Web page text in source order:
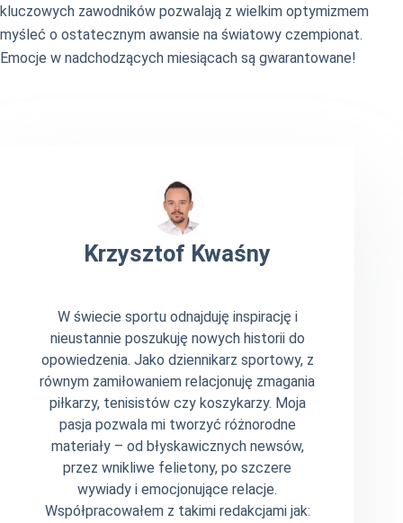
kluczowych zawodników pozwalają z wielkim optymizmem
myśleć o ostatecznym awansie na światowy czempionat.
Emocje w nadchodzących miesiącach są gwarantowane!
Krzysztof Kwaśny
W świecie sportu odnajduję inspirację i
nieustannie poszukuję nowych historii do
opowiedzenia. Jako dziennikarz sportowy, z
równym zamiłowaniem relacjonuję zmagania
piłkarzy, tenisistów czy koszykarzy. Moja
pasja pozwala mi tworzyć różnorodne
materiały – od błyskawicznych newsów,
przez wnikliwe felietony, po szczere
wywiady i emocjonujące relacje.
Współpracowałem z takimi redakcjami jak: